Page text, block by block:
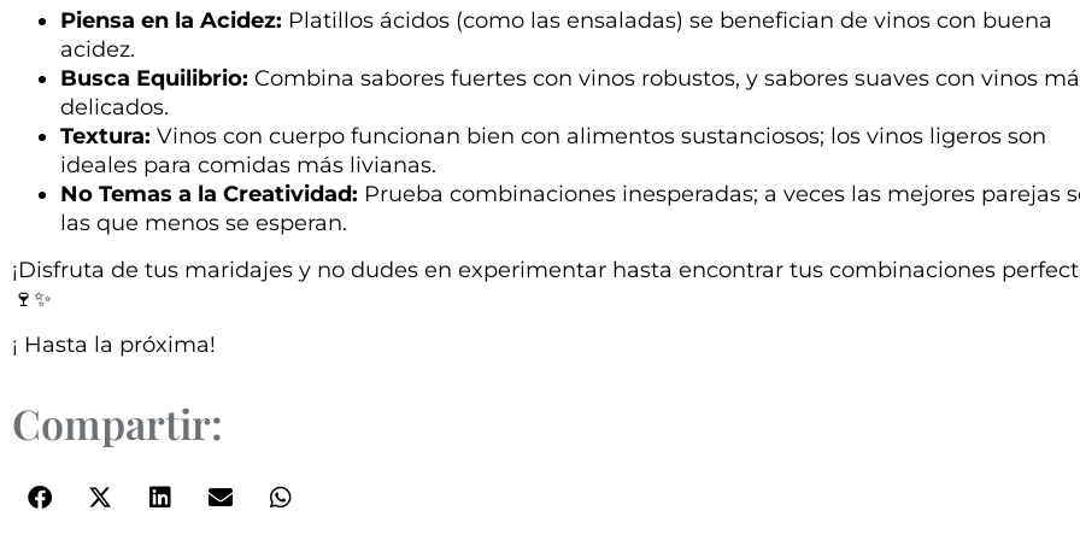
Piensa en la Acidez: Platillos ácidos (como las ensaladas) se benefician de vinos con buena
acidez.
Busca Equilibrio: Combina sabores fuertes con vinos robustos, y sabores suaves con vinos
delicados.
Textura: Vinos con cuerpo funcionan bien con alimentos sustanciosos; los vinos ligeros son
ideales para comidas más livianas.
No Temas a la Creatividad: Prueba combinaciones inesperadas; a veces las mejores parejas
las que menos se esperan.
¡Disfruta de tus maridajes y no dudes en experimentar hasta encontrar tus combinaciones
🍷✨
¡ Hasta la próxima!
Compartir: